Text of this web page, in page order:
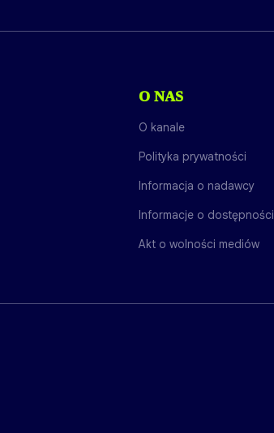
O NAS
O kanale
Polityka prywatności
Informacja o nadawcy
Informacje o dostępności
Akt o wolności mediów